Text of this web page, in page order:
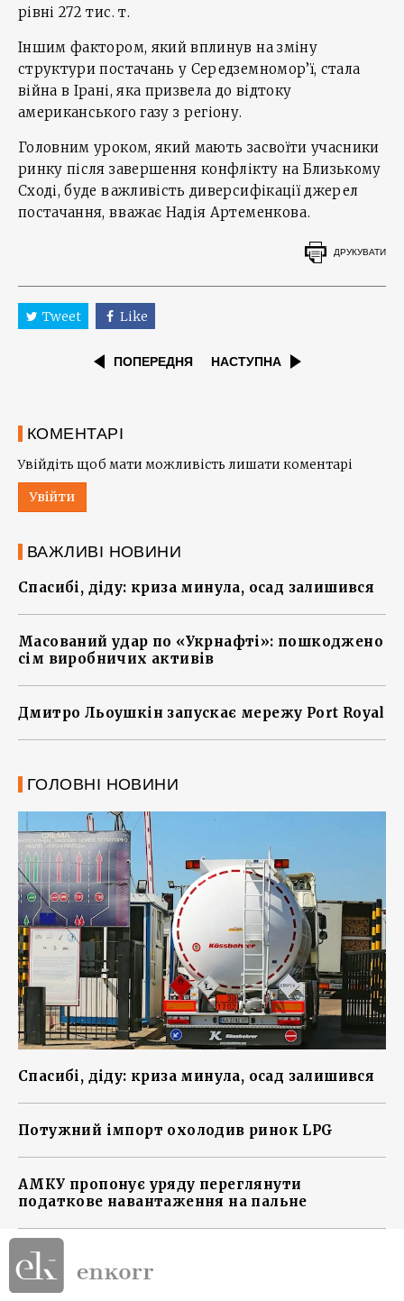
рівні 272 тис. т.
Іншим фактором, який вплинув на зміну
структури постачань у Середземномор’ї, стала
війна в Ірані, яка призвела до відтоку
американського газу з регіону.
Головним уроком, який мають засвоїти учасники
ринку після завершення конфлікту на Близькому
Сході, буде важливість диверсифікації джерел
постачання, вважає Надія Артеменкова.
ДРУКУВАТИ
Tweet Like
ПОПЕРЕДНЯ НАСТУПНА
КОМЕНТАРІ
Увійдіть щоб мати можливість лишати коментарі
Увійти
ВАЖЛИВІ НОВИНИ
Спасибі, діду: криза минула, осад залишився
Масований удар по «Укрнафті»: пошкоджено
сім виробничих активів
Дмитро Льоушкін запускає мережу Port Royal
ГОЛОВНІ НОВИНИ
Спасибі, діду: криза минула, осад залишився
Потужний імпорт охолодив ринок LPG
АМКУ пропонує уряду переглянути
податкове навантаження на пальне